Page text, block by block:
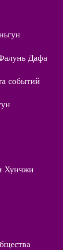
Дафа
событий
Хунчжи